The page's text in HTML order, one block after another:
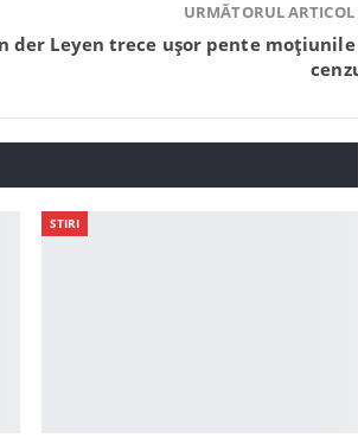
URMĂTORUL ARTICOL
der Leyen trece ușor pente
STIRI